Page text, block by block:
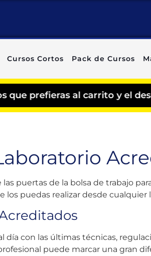
Cursos Cortos Pack de Cursos
al carrito y el descuento se
puertas de la bolsa de trabajo
los puedas realizar desde cualquier
con las últimas técnicas,
puede marcar una gran